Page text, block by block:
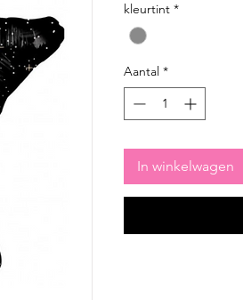
kleurtint *
Aantal *
In winkelwagen